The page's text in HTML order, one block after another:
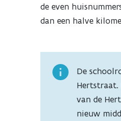
de even
dan een halve
De
Hertstraat.
van de
nieuw